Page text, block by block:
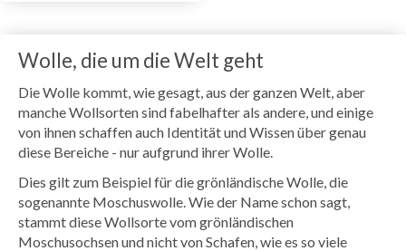
Wolle, die um die Welt geht
Die Wolle kommt, wie gesagt, aus der ganzen Welt, aber
manche Wollsorten sind fabelhafter als andere, und einige
von ihnen schaffen auch Identität und Wissen über genau
diese Bereiche - nur aufgrund ihrer Wolle.
Dies gilt zum Beispiel für die grönländische Wolle, die
sogenannte Moschuswolle. Wie der Name schon sagt,
stammt diese Wollsorte vom grönländischen
Moschusochsen und nicht von Schafen, wie es so viele